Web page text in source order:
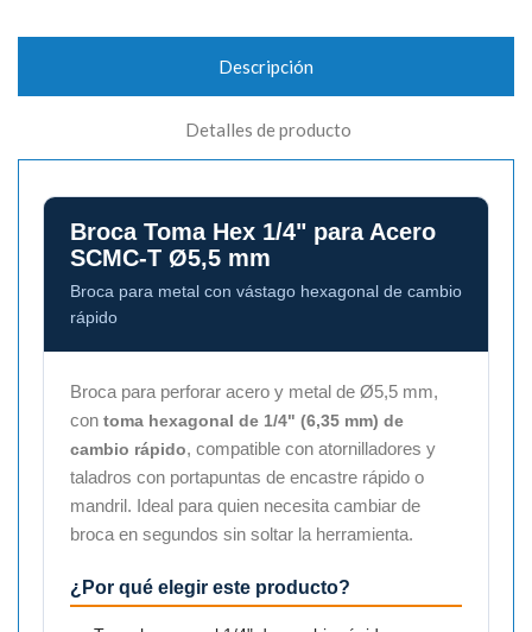
Descripción
Detalles de producto
Broca Toma Hex 1/4" para Acero
SCMC-T Ø5,5 mm
Broca para metal con vástago hexagonal de cambio
rápido
Broca para perforar acero y metal de Ø5,5 mm,
con toma hexagonal de 1/4" (6,35 mm) de
cambio rápido, compatible con atornilladores y
taladros con portapuntas de encastre rápido o
mandril. Ideal para quien necesita cambiar de
broca en segundos sin soltar la herramienta.
¿Por qué elegir este producto?